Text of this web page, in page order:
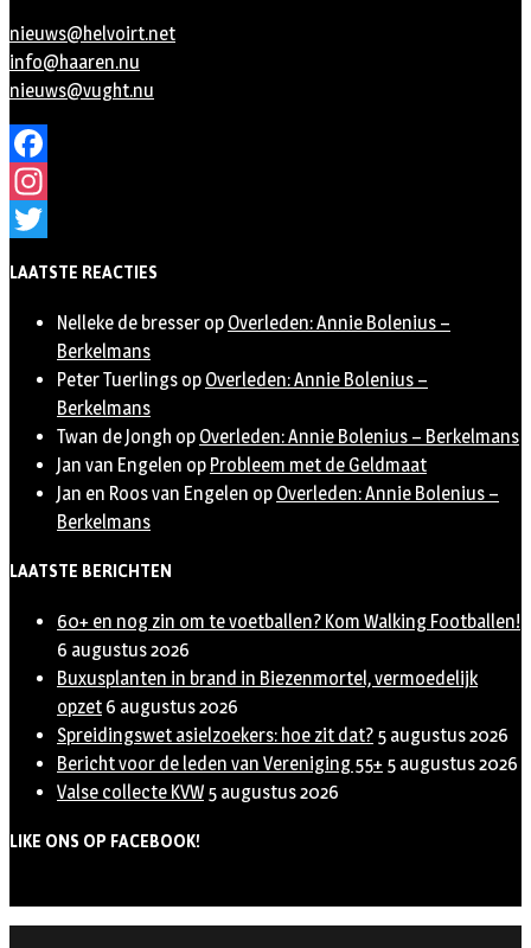
nieuws@helvoirt.net
info@haaren.nu
nieuws@vught.nu
Facebook
Instagram
LAATSTE REACTIES
Nelleke de bresser op Overleden: Annie Bolenius –
Berkelmans
Peter Tuerlings op Overleden: Annie Bolenius –
Berkelmans
Twan de Jongh op Overleden: Annie Bolenius – Berkelmans
Jan van Engelen op Probleem met de Geldmaat
Jan en Roos van Engelen op Overleden: Annie Bolenius –
Berkelmans
LAATSTE BERICHTEN
60+ en nog zin om te voetballen? Kom Walking Footballen!
6 augustus 2026
Buxusplanten in brand in Biezenmortel, vermoedelijk
opzet 6 augustus 2026
Spreidingswet asielzoekers: hoe zit dat? 5 augustus 2026
Bericht voor de leden van Vereniging 55+ 5 augustus 2026
Valse collecte KVW 5 augustus 2026
LIKE ONS OP FACEBOOK!